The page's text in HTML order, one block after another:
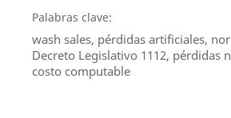
Palabras clave:
wash sales, pérdidas artificiales,
Decreto Legislativo 1112, pérdidas
costo computable